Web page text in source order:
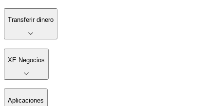
Transferir dinero
XE Negocios
Aplicaciones